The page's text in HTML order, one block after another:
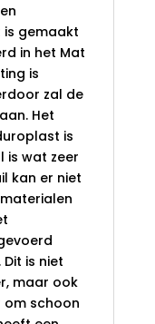
is gemaakt
in het Mat
is
zal de
Het
is
is wat zeer
kan er niet
is niet
maar ook
om schoon